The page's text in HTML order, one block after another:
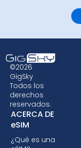
©2026
GigSky
Todos los
derechos
reservados.
ACERCA DE
eSIM
¿Qué es una